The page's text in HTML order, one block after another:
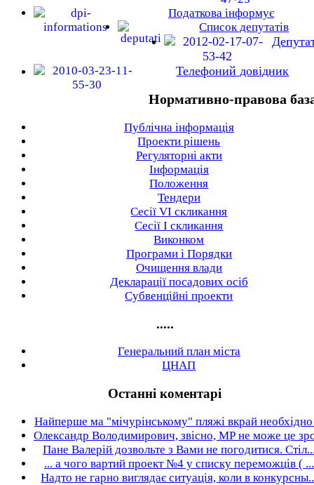
Податкова інформує
Список депутатів
Телефоний довідник
Нормативно-правова
Публічна інформація
Проекти рішень
Регуляторні акти
Інформація
Положення
Тендери
Сесії VI скликання
Сесії I скликання
Виконком
Програми і Порядки
Очищення влади
Декларації посадових осіб
Субвенційні проекти
.....
Генеральний план міста
ЦНАП
Останні коментарі
Найперше ма "мічурінському" пляжі вкрай необхідно
Олександр Володимирович, звісно, МР не може це
Пане Валерій дозвольте з Вами не погодитися.
... а чого вартий проект №4 у списку переможців ( ...
Надто не гарно виглядає ситуація, коли в